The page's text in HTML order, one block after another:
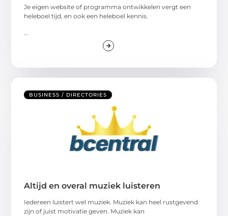
Je eigen website of programma ontwikkelen vergt een
heleboel tijd, en ook een heleboel kennis.
BUSINESS / DIRECTORIES
Altijd en overal muziek luisteren
Iedereen luistert wel muziek. Muziek kan heel rustgevend
zijn of juist motivatie geven. Muziek kan